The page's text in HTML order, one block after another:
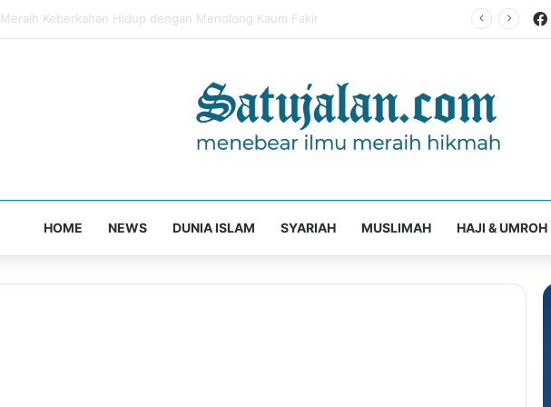
Jangan Lelah Menjadi Hamba Allah, Jangan Pernah Menyerah dalam Ketaatan
HOME NEWS DUNIA ISLAM SYARIAH MUSLIMAH HAJI & UMROH